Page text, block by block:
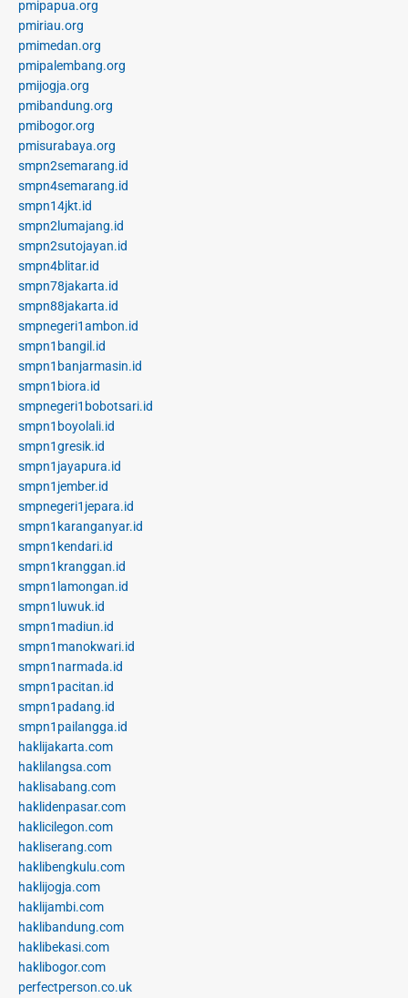
pmipapua.org
pmiriau.org
pmimedan.org
pmipalembang.org
pmijogja.org
pmibandung.org
pmibogor.org
pmisurabaya.org
smpn2semarang.id
smpn4semarang.id
smpn14jkt.id
smpn2lumajang.id
smpn2sutojayan.id
smpn4blitar.id
smpn78jakarta.id
smpn88jakarta.id
smpnegeri1ambon.id
smpn1bangil.id
smpn1banjarmasin.id
smpn1biora.id
smpnegeri1bobotsari.id
smpn1boyolali.id
smpn1gresik.id
smpn1jayapura.id
smpn1jember.id
smpnegeri1jepara.id
smpn1karanganyar.id
smpn1kendari.id
smpn1kranggan.id
smpn1lamongan.id
smpn1luwuk.id
smpn1madiun.id
smpn1manokwari.id
smpn1narmada.id
smpn1pacitan.id
smpn1padang.id
smpn1pailangga.id
haklijakarta.com
haklilangsa.com
haklisabang.com
haklidenpasar.com
haklicilegon.com
hakliserang.com
haklibengkulu.com
haklijogja.com
haklijambi.com
haklibandung.com
haklibekasi.com
haklibogor.com
perfectperson.co.uk